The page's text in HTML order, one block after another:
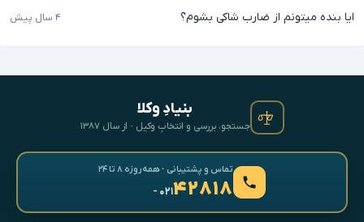
ایا بنده میتونم از ضارب شاکی بشوم؟ ۴ سال پیش
بنیادِ وکلا
جستجو، بررسی و انتخابِ وکیل · از سال ۱۳۸۷
تماس و پشتیبانی · همه‌روزه ۸ تا ۲۴
۴۲۸۱۸- ۰۲۱